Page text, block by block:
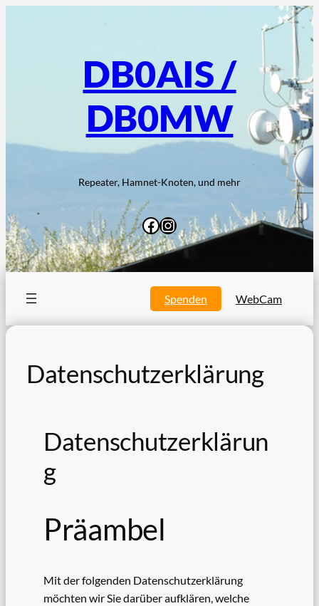
DB0AIS /
DB0MW
Repeater, Hamnet-Knoten, und mehr
Facebook
Instagram
Spenden WebCam
Datenschutzerklärung
Datenschutzerklärun
g
Präambel
Mit der folgenden Datenschutzerklärung
möchten wir Sie darüber aufklären, welche